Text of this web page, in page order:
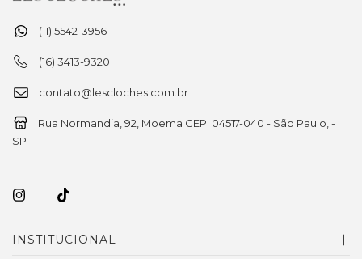
(11) 5542-3956
(16) 3413-9320
contato@lescloches.com.br
Rua Normandia, 92, Moema CEP: 04517-040 - São Paulo, -
SP
INSTITUCIONAL